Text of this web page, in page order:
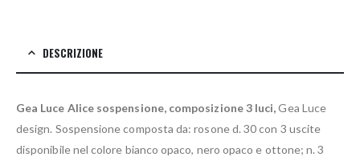
DESCRIZIONE
Gea Luce Alice sospensione, composizione 3 luci,Gea Luce
design. Sospensione composta da: rosone d. 30 con 3 uscite
disponibile nel colore bianco opaco, nero opaco e ottone; n. 3